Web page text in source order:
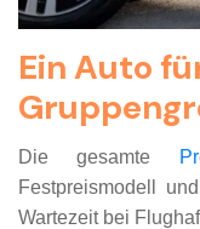
Ein Auto
Die gesamte
Festpreismodell
Wartezeit bei